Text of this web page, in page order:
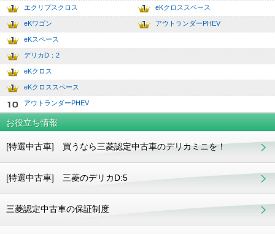
4エクリプスクロス 9.0
eKクロススペース
5eKワゴン 10.0
アウトランダーPHEV
6eKスペース
7デリカD：2
8eKクロス
9eKクロススペース
10
アウトランダーPHEV
お役立ち情報
[特選中古車] 買うなら三菱認定中古車のデリカミニを！
[特選中古車] 三菱のデリカD:5
三菱認定中古車の保証制度